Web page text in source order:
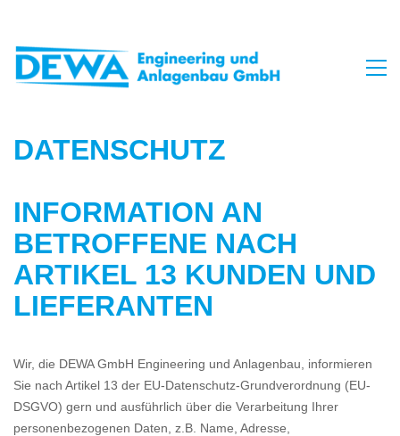
DATENSCHUTZ
INFORMATION AN
BETROFFENE NACH
ARTIKEL 13 KUNDEN UND
LIEFERANTEN
Wir, die DEWA GmbH Engineering und Anlagenbau, informieren
Sie nach Artikel 13 der EU-Datenschutz-Grundverordnung (EU-
DSGVO) gern und ausführlich über die Verarbeitung Ihrer
personenbezogenen Daten, z.B. Name, Adresse,